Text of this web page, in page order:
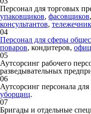
Персонал для торговых
упаковщиков, фасовщиков,
консультантов,
04
Персонал для сферы
поваров, кондитеров,
05
Аутсорсинг рабочего
разведывательных
06
Аутсорсинг персонала
уборщиц.
07
Бригады и отдельные